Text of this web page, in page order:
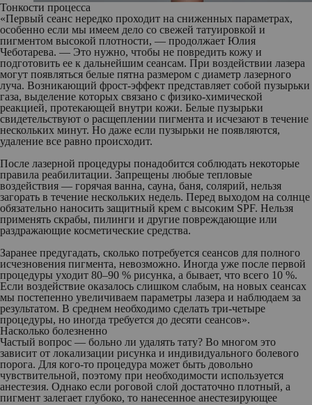
Тонкости процесса
«Первый сеанс нередко проходит на сниженных параметрах,
особенно если мы имеем дело со свежей татуировкой и
пигментом высокой плотности, — продолжает Юлия
Чеботарева. — Это нужно, чтобы не повредить кожу и
подготовить ее к дальнейшим сеансам. При воздействии лазера
могут появляться белые пятна размером с диаметр лазерного
луча. Возникающий фрост-эффект представляет собой пузырьки
газа, выделение которых связано с физико-химической
реакцией, протекающей внутри кожи. Белые пузырьки
свидетельствуют о расщеплении пигмента и исчезают в течение
нескольких минут. Но даже если пузырьки не появляются,
удаление все равно происходит.
После лазерной процедуры понадобится соблюдать некоторые
правила реабилитации. Запрещены любые тепловые
воздействия — горячая ванна, сауна, баня, солярий, нельзя
загорать в течение нескольких недель. Перед выходом на солнце
обязательно наносить защитный крем с высоким SPF. Нельзя
применять скрабы, пилинги и другие повреждающие или
раздражающие косметические средства.
Заранее предугадать, сколько потребуется сеансов для полного
исчезновения пигмента, невозможно. Иногда уже после первой
процедуры уходит 80–90 % рисунка, а бывает, что всего 10 %.
Если воздействие оказалось слишком слабым, на новых сеансах
мы постепенно увеличиваем параметры лазера и наблюдаем за
результатом. В среднем необходимо сделать три-четыре
процедуры, но иногда требуется до десяти сеансов».
Насколько болезненно
Частый вопрос — больно ли удалять тату? Во многом это
зависит от локализации рисунка и индивидуального болевого
порога. Для кого-то процедура может быть довольно
чувствительной, поэтому при необходимости используется
анестезия. Однако если роговой слой достаточно плотный, а
пигмент залегает глубоко, то нанесенное анестезирующее